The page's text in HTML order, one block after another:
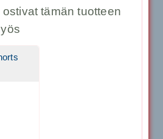
tämän tuotteen